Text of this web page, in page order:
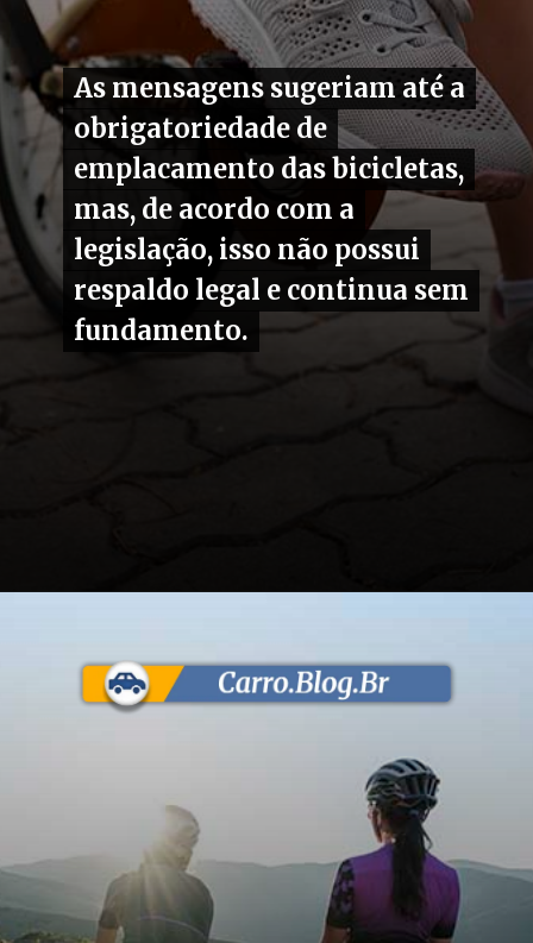
As mensagens sugeriam até a
obrigatoriedade de
emplacamento das bicicletas,
mas, de acordo com a
legislação, isso não possui
respaldo legal e continua sem
fundamento.
As mensagens sugeriam até a
obrigatoriedade de
emplacamento das bicicletas,
mas, de acordo com a
legislação, isso não possui
respaldo legal e continua sem
fundamento.